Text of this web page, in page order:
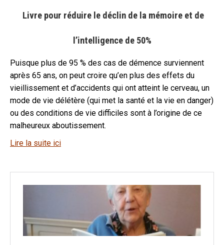
Livre pour réduire le déclin de la mémoire et de
l’intelligence de 50%
Puisque plus de 95 % des cas de démence surviennent
après 65 ans, on peut croire qu’en plus des effets du
vieillissement et d’accidents qui ont atteint le cerveau, un
mode de vie délétère (qui met la santé et la vie en danger)
ou des conditions de vie difficiles sont à l’origine de ce
malheureux aboutissement.
Lire la suite ici